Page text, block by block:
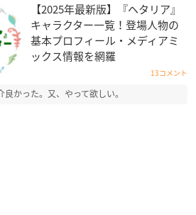
【2025年最新版】『ヘタリア』
キャラクター一覧！登場人物の
基本プロフィール・メディアミ
ックス情報を網羅
13コメント
かった。又、やって欲しい。